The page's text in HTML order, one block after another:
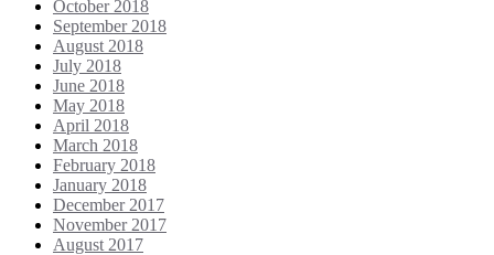
October 2018
September 2018
August 2018
July 2018
June 2018
May 2018
April 2018
March 2018
February 2018
January 2018
December 2017
November 2017
August 2017